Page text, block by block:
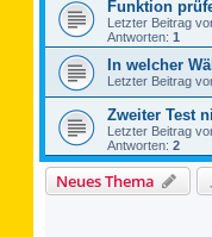
Funktion
Letzter Beitrag
Antworten: 1
In welcher
Letzter Beitrag
Zweiter Test
Letzter Beitrag
Antworten: 2
Neues Thema